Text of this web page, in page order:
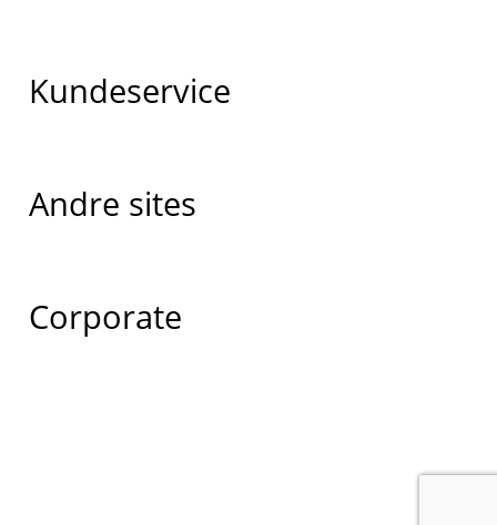
Kundeservice
Andre sites
Corporate